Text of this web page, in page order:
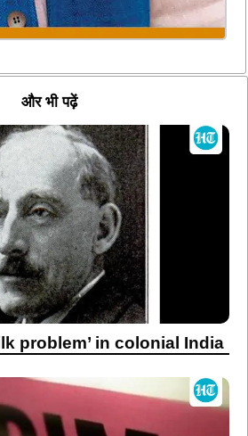
और भी पढ़ें
problem’ in colonial India